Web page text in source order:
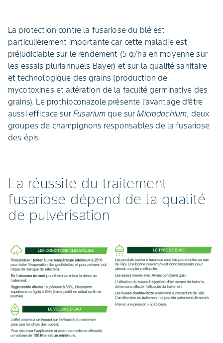
La protection contre la fusariose du blé est
particulièrement importante car cette maladie est
préjudiciable sur le rendement (5 q/ha en moyenne sur
les essais pluriannuels Bayer) et sur la qualité sanitaire
et technologique des grains (production de
mycotoxines et altération de la faculté germinative des
grains). Le prothioconazole présente l’avantage d’être
aussi efficace sur Fusarium que surMicrodochium , deux
groupes de champignons responsables de la fusariose
des épis.
La réussite du traitement
fusariose dépend de la qualité
de pulvérisation